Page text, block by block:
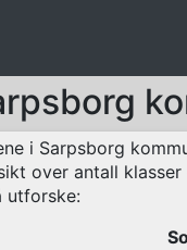
i Sarpsborg
over antall
utforske: